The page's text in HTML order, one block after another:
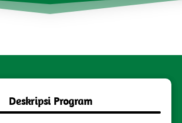
Deskripsi Program